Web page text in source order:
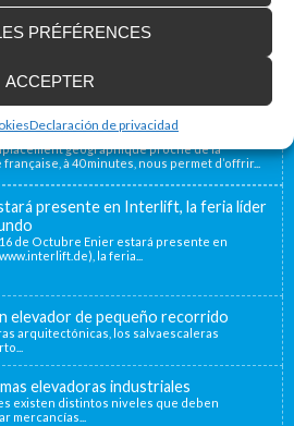
ACCEPTER
PRÉFÉRENCES
Declaración de privacidad
en France
géographique proche de la
à 40 minutes, nous permet d’offrir...
presente en Interlift, la feria líder
16 de Octubre Enier estará presente en
la feria...
elevador de pequeño recorrido
arquitectónicas, los salvaescaleras
elevadoras industriales
existen distintos niveles que deben
mercancías...